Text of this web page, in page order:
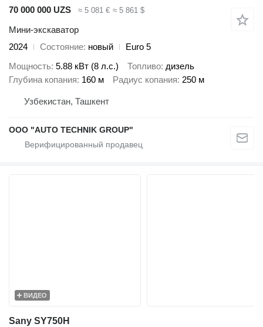
70 000 000 UZS
≈ 5 081 € ≈ 5 861 $
Мини-экскаватор
2024
Состояние новый
Euro 5
Мощность 5.88 кВт (8 л.с.) Топливо дизель
Глубина копания 160 м Радиус копания 250 м
Узбекистан, Ташкент
OOO "AUTO TECHNIK GROUP"
ВИДЕО
Sany SY750H